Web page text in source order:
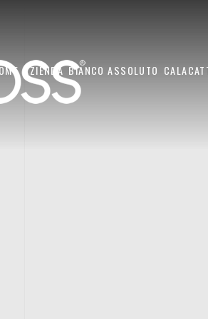
AZIENDA BIANCO ASSOLUTO